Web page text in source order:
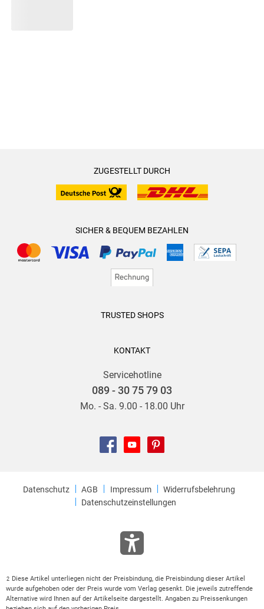
ZUGESTELLT DURCH
SICHER & BEQUEM BEZAHLEN
TRUSTED SHOPS
KONTAKT
Servicehotline
089 - 30 75 79 03
Mo. - Sa. 9.00 - 18.00 Uhr
Datenschutz AGB Impressum
Widerrufsbelehrung
Datenschutzeinstellungen
2
Diese Artikel unterliegen nicht der Preisbindung, die Preisbindung dieser Artikel
wurde aufgehoben oder der Preis wurde vom Verlag gesenkt. Die jeweils zutreffende
Alternative wird Ihnen auf der Artikelseite dargestellt. Angaben zu Preissenkungen